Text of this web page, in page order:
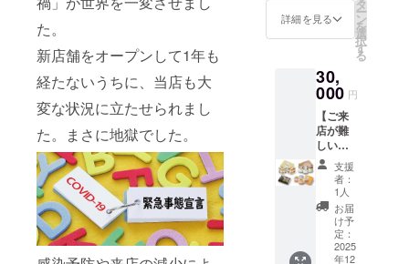
た。
新店舗をオープンして1年も
経たないうちに、当店も大
変な状況に立たせられまし
た。まさに地獄でした。
に表記
されま
前には
必ずお
届けの
リター
ンに貼
付され
たラベ
ルや注
意書き
をご確
認くだ
さい。
原材料
及び添
表示は
お届け
商品の
ラベル
に表記
されま
す。商
品開封
前には
必ずお
届けの
リター
ンに貼
期間：
2025年
2月28日
まで
『お礼
のメッ
セー
ジ』 感
謝の気
持ちを
込め
て、お
礼の
メッ
セージ
ン(プ
ｇ〕、
あおも
りプリ
ン(りん
ご)2本
〔各90
ｇ〕、
あおも
りプリ
ン(バニ
ラ)2本
〔各90
ｇ〕 ※
枚） ・
イタリ
アンダ
グ
NATUR
E
CAFE（
ラン
チ・
ディ
ナー）
NATUR
E SHOP
でのお
買い物
詳細を見る
タ
ー
ン
を
選
択
す
る
30,
000 円
【ご来
店が難
しい方
向けス
イーツ
セット
C】
『あお
もり生
プリン
支援
者：
1人
お届
け予
定：
2025
年12